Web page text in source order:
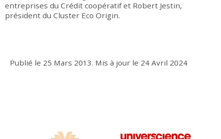
entreprises du Crédit coopératif et Robert Jestin,
président du Cluster Eco Origin.
Publié le 25 Mars 2013. Mis à jour le 24 Avril 2024